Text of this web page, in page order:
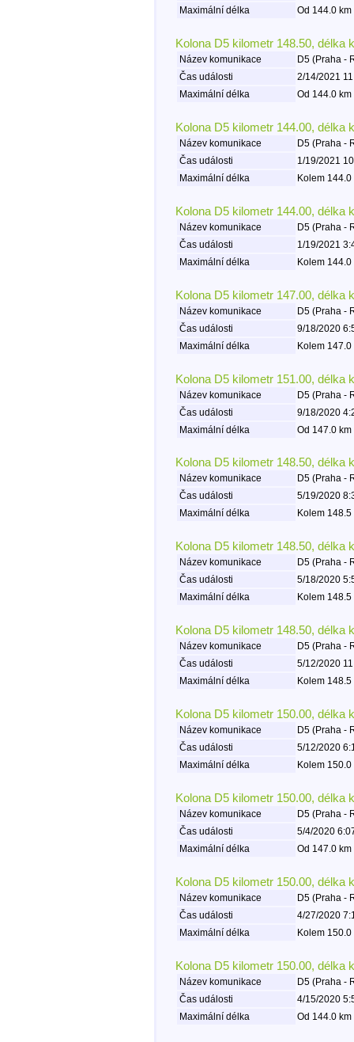
Maximální délka
Od 144.0
Kolona D5 kilometr 148.50, délka
Název komunikace
D5 (Praha -
Čas události
2/14/2021
Maximální délka
Od 144.0
Kolona D5 kilometr 144.00, délka
Název komunikace
D5 (Praha -
Čas události
1/19/2021
Maximální délka
Kolem
Kolona D5 kilometr 144.00, délka
Název komunikace
D5 (Praha -
Čas události
1/19/2021
Maximální délka
Kolem
Kolona D5 kilometr 147.00, délka
Název komunikace
D5 (Praha -
Čas události
9/18/2020
Maximální délka
Kolem
Kolona D5 kilometr 151.00, délka
Název komunikace
D5 (Praha -
Čas události
9/18/2020
Maximální délka
Od 147.0
Kolona D5 kilometr 148.50, délka
Název komunikace
D5 (Praha -
Čas události
5/19/2020
Maximální délka
Kolem
Kolona D5 kilometr 148.50, délka
Název komunikace
D5 (Praha -
Čas události
5/18/2020
Maximální délka
Kolem
Kolona D5 kilometr 148.50, délka
Název komunikace
D5 (Praha -
Čas události
5/12/2020
Maximální délka
Kolem
Kolona D5 kilometr 150.00, délka
Název komunikace
D5 (Praha -
Čas události
5/12/2020
Maximální délka
Kolem
Kolona D5 kilometr 150.00, délka
Název komunikace
D5 (Praha -
Čas události
5/4/2020
Maximální délka
Od 147.0
Kolona D5 kilometr 150.00, délka
Název komunikace
D5 (Praha -
Čas události
4/27/2020
Maximální délka
Kolem
Kolona D5 kilometr 150.00, délka
Název komunikace
D5 (Praha -
Čas události
4/15/2020
Maximální délka
Od 144.0